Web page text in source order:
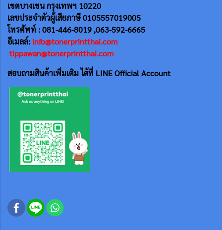
เขตบางเขน กรุงเทพฯ 10220
เลขประจำตัวผู้เสียภาษี 0105557019005
โทรศัพท์ : 081-446-8019 ,063-592-6665
อีเมลล์: info@tonerprintthai.com
tippawan@tonerprintthai.com
สอบถามสินค้าเพิ่มเติม ได้ที่ LINE Official Account